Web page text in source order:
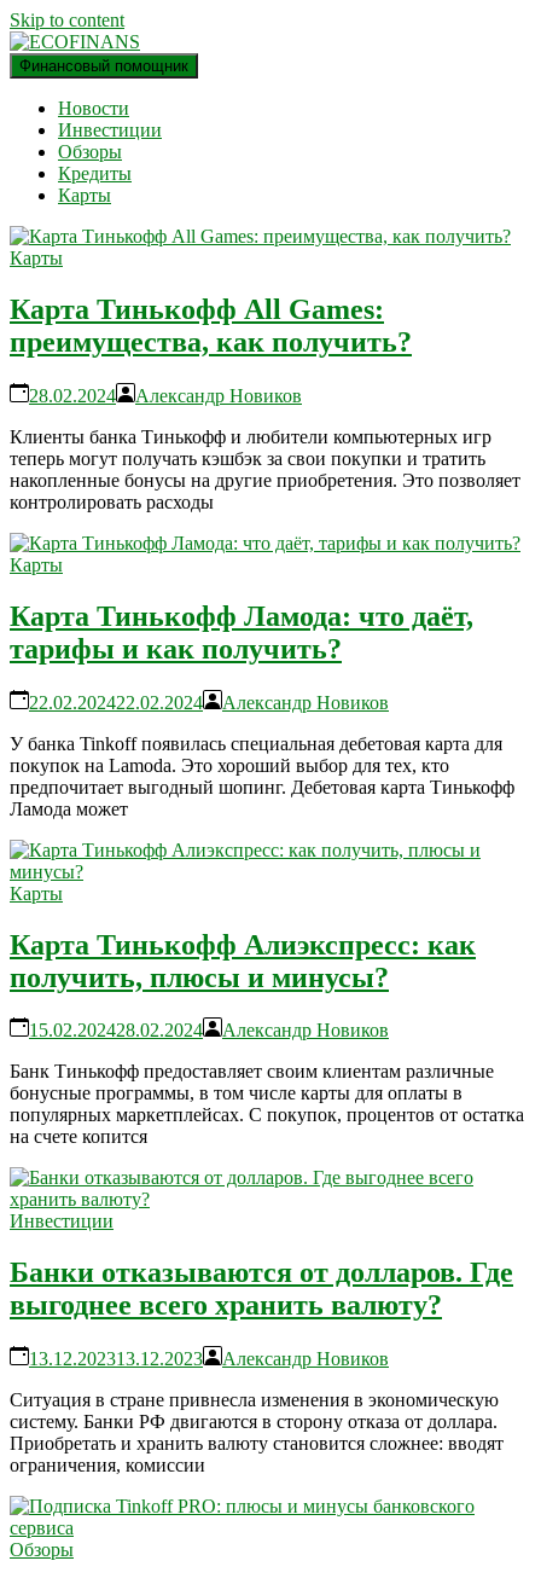
Skip to content
ECOFINANS
финансовый блог
Финансовый помощник
Новости
Инвестиции
Обзоры
Кредиты
Карты
Карты
Карта Тинькофф All Games:
преимущества, как получить?
28.02.2024
Александр Новиков
Клиенты банка Тинькофф и любители компьютерных игр
теперь могут получать кэшбэк за свои покупки и тратить
накопленные бонусы на другие приобретения. Это позволяет
контролировать расходы
Карты
Карта Тинькофф Ламода: что даёт,
тарифы и как получить?
22.02.202422.02.2024
Александр Новиков
У банка Tinkoff появилась специальная дебетовая карта для
покупок на Lamoda. Это хороший выбор для тех, кто
предпочитает выгодный шопинг. Дебетовая карта Тинькофф
Ламода может
Карты
Карта Тинькофф Алиэкспресс: как
получить, плюсы и минусы?
15.02.202428.02.2024
Александр Новиков
Банк Тинькофф предоставляет своим клиентам различные
бонусные программы, в том числе карты для оплаты в
популярных маркетплейсах. С покупок, процентов от остатка
на счете копится
Инвестиции
Банки отказываются от долларов. Где
выгоднее всего хранить валюту?
13.12.202313.12.2023
Александр Новиков
Ситуация в стране привнесла изменения в экономическую
систему. Банки РФ двигаются в сторону отказа от доллара.
Приобретать и хранить валюту становится сложнее: вводят
ограничения, комиссии
Обзоры